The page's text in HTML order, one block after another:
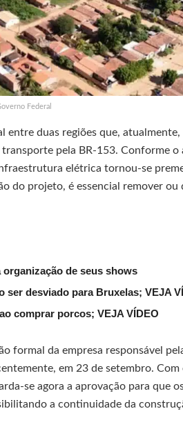
Federal
entre duas regiões que, atualmente,
pela BR-153. Conforme o
elétrica tornou-se
do projeto, é essencial remover ou
de seus shows
desviado para Bruxelas; VEJA
comprar porcos; VEJA VÍDEO
formal da empresa responsável
em 23 de setembro. Com
se agora a aprovação para que
a continuidade da